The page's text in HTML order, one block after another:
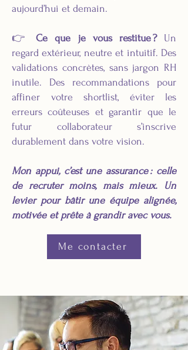
aujourd’hui et demain.
👉Ce que je vous restitue ?Un
regard extérieur, neutre et intuitif. Des
validations concrètes, sans jargon RH
inutile. Des recommandations pour
affiner votre shortlist, éviter les
erreurs coûteuses et garantir que le
futur collaborateur s’inscrive
durablement dans votre vision.
Mon appui, c’est une assurance : celle
de recruter moins, mais mieux. Un
levier pour bâtir une équipe alignée,
motivée et prête à grandir avec vous.
Me contacter